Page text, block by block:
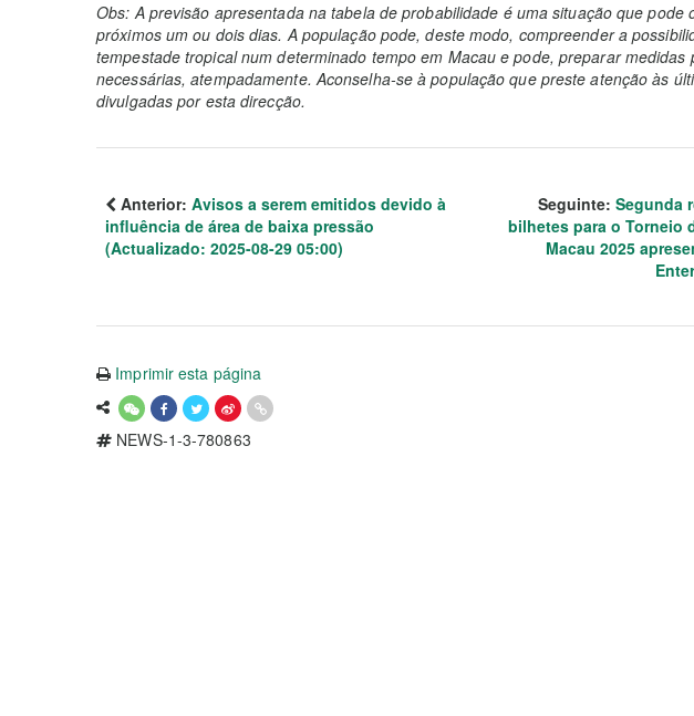
Obs: A previsão apresentada na tabela de probabilidade é uma situação que pode
próximos um ou dois dias. A população pode, deste modo, compreender a
tempestade tropical num determinado tempo em Macau e pode, preparar medidas
necessárias, atempadamente. Aconselha-se à população que preste atenção às
divulgadas por esta direcção.
Anterior: Avisos a serem emitidos devido à
influência de área de baixa pressão
(Actualizado: 2025-08-29 05:00)
Seguinte: Segunda
bilhetes para o Torneio
Macau 2025
Imprimir esta página
NEWS-1-3-780863